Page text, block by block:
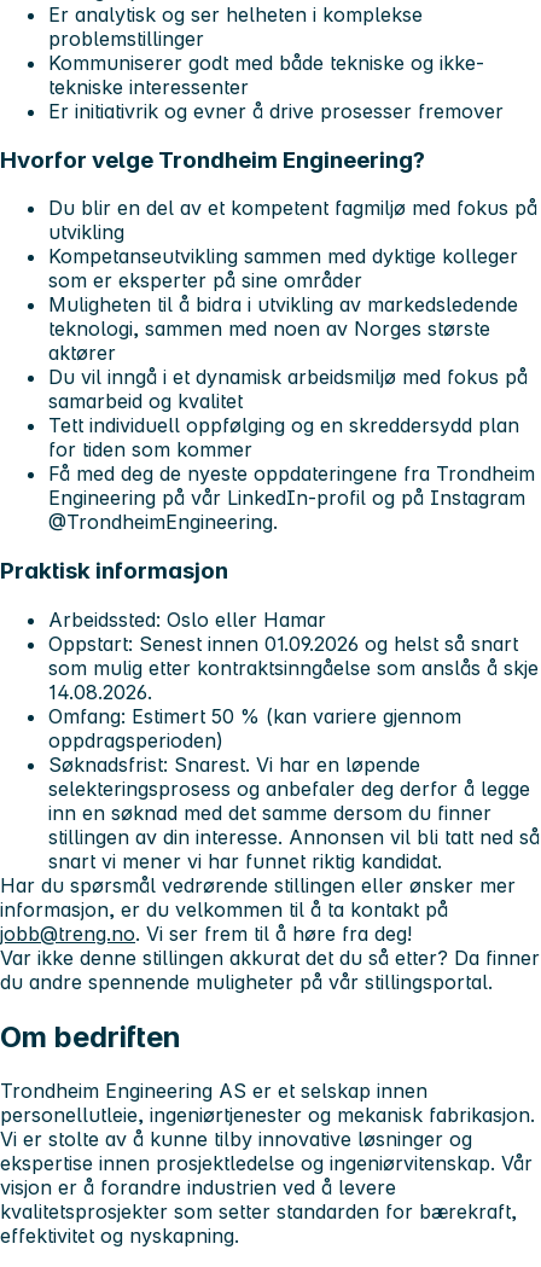
Er analytisk og ser helheten i komplekse
problemstillinger
Kommuniserer godt med både tekniske og ikke-
tekniske interessenter
Er initiativrik og evner å drive prosesser fremover
Hvorfor velge Trondheim Engineering?
Du blir en del av et kompetent fagmiljø med fokus på
utvikling
Kompetanseutvikling sammen med dyktige kolleger
som er eksperter på sine områder
Muligheten til å bidra i utvikling av markedsledende
teknologi, sammen med noen av Norges største
aktører
Du vil inngå i et dynamisk arbeidsmiljø med fokus på
samarbeid og kvalitet
Tett individuell oppfølging og en skreddersydd plan
for tiden som kommer
Få med deg de nyeste oppdateringene fra Trondheim
Engineering på vår LinkedIn-profil og på Instagram
@TrondheimEngineering.
Praktisk informasjon
Arbeidssted: Oslo eller Hamar
Oppstart: Senest innen 01.09.2026 og helst så snart
som mulig etter kontraktsinngåelse som anslås å skje
14.08.2026.
Omfang: Estimert 50 % (kan variere gjennom
oppdragsperioden)
Søknadsfrist: Snarest. Vi har en løpende
selekteringsprosess og anbefaler deg derfor å legge
inn en søknad med det samme dersom du finner
stillingen av din interesse. Annonsen vil bli tatt ned så
snart vi mener vi har funnet riktig kandidat.
Har du spørsmål vedrørende stillingen eller ønsker mer
informasjon, er du velkommen til å ta kontakt på
jobb@treng.no. Vi ser frem til å høre fra deg!
Var ikke denne stillingen akkurat det du så etter? Da finner
du andre spennende muligheter på vår stillingsportal.
Om bedriften
Trondheim Engineering AS er et selskap innen
personellutleie, ingeniørtjenester og mekanisk fabrikasjon.
Vi er stolte av å kunne tilby innovative løsninger og
ekspertise innen prosjektledelse og ingeniørvitenskap. Vår
visjon er å forandre industrien ved å levere
kvalitetsprosjekter som setter standarden for bærekraft,
effektivitet og nyskapning.